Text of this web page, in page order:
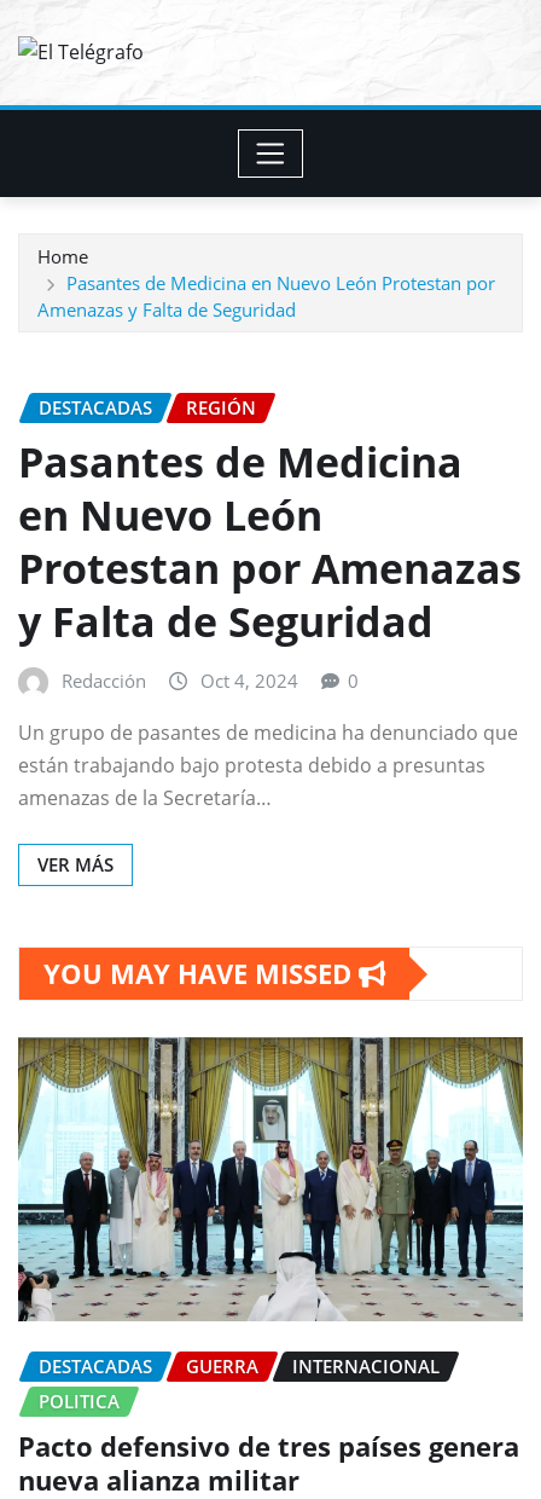
Home
Pasantes de Medicina en Nuevo León Protestan por
Amenazas y Falta de Seguridad
DESTACADAS REGIÓN
Pasantes de Medicina
en Nuevo León
Protestan por Amenazas
y Falta de Seguridad
Redacción Oct 4, 2024 0
Un grupo de pasantes de medicina ha denunciado que
están trabajando bajo protesta debido a presuntas
amenazas de la Secretaría…
VER MÁS
YOU MAY HAVE MISSED
DESTACADAS GUERRA
INTERNACIONAL
POLITICA
Pacto defensivo de tres países genera
nueva alianza militar